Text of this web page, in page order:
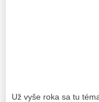
Už vyše roka sa tu